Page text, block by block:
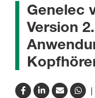
Genelec
Version